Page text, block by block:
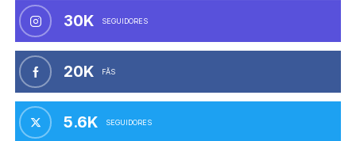
30K SEGUIDORES
20K FÃS
5.6K SEGUIDORES